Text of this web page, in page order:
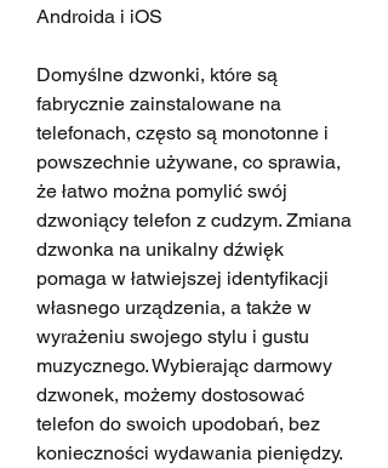
Androida i iOS
Domyślne dzwonki, które są
fabrycznie zainstalowane na
telefonach, często są monotonne i
powszechnie używane, co sprawia,
że łatwo można pomylić swój
dzwoniący telefon z cudzym. Zmiana
dzwonka na unikalny dźwięk
pomaga w łatwiejszej identyfikacji
własnego urządzenia, a także w
wyrażeniu swojego stylu i gustu
muzycznego. Wybierając darmowy
dzwonek, możemy dostosować
telefon do swoich upodobań, bez